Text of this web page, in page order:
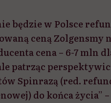
będzie w Polsce
ceną Zolgensmy
cena – 6-7 mln
patrząc
Spinrazą (red.
do końca życia”